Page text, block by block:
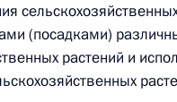
(посадками)
растений и